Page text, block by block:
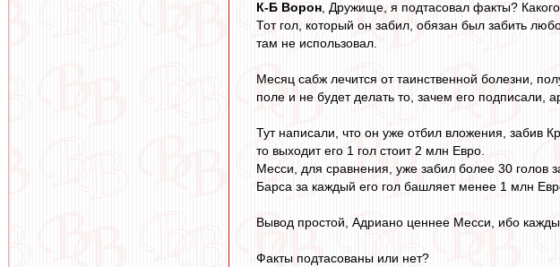
К-Б Ворон, Дружище, я подтасовал факты?
Тот гол, который он забил, обязан был забить
там не использовал.
Месяц сабж лечится от таинственной болезни,
поле и не будет делать то, зачем его подписали,
Тут написали, что он уже отбил вложения, забив
то выходит его 1 гол стоит 2 млн Евро.
Месси, для сравнения, уже забил более 30 голов
Барса за каждый его гол башляет менее 1 млн
Вывод простой, Адриано ценнее Месси, ибо
Факты подтасованы или нет?